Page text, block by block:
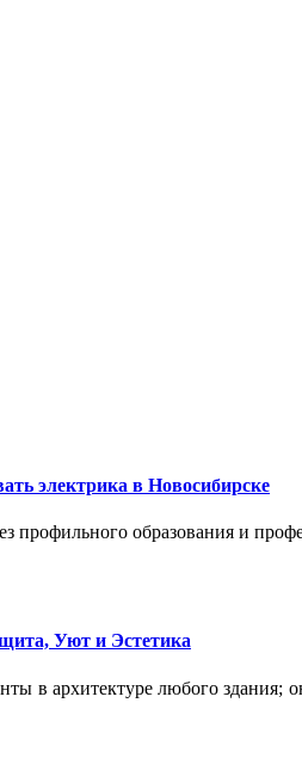
электрика в Новосибирске
профильного образования и
Уют и Эстетика
в архитектуре любого